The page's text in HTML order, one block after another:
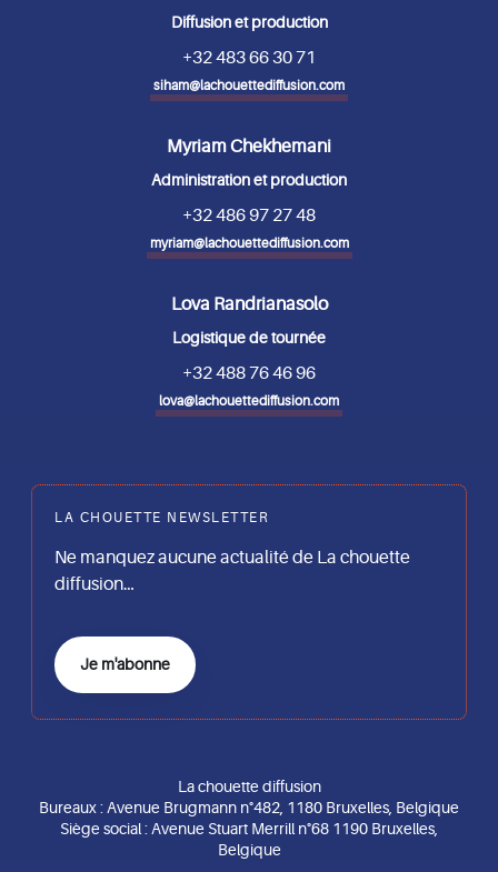
Diffusion et production
+32 483 66 30 71
siham@lachouettediffusion.com
Myriam Chekhemani
Administration et production
+32 486 97 27 48
myriam@lachouettediffusion.com
Lova Randrianasolo
Logistique de tournée
+32 488 76 46 96
lova@lachouettediffusion.com
LA CHOUETTE NEWSLETTER
Ne manquez aucune actualité de La chouette
diffusion…
Je m'abonne
La chouette diffusion
Bureaux : Avenue Brugmann n°482, 1180 Bruxelles, Belgique
Siège social : Avenue Stuart Merrill n°68 1190 Bruxelles,
Belgique